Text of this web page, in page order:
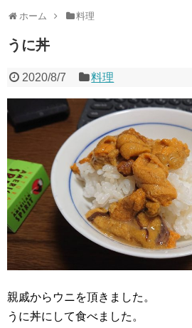
ホーム 料理
うに丼
2020/8/7 料理
親戚からウニを頂きました。
うに丼にして食べました。